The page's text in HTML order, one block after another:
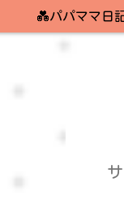
💑パパママ日